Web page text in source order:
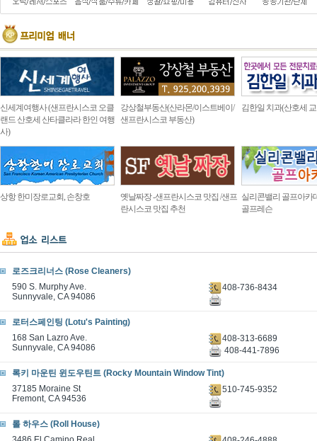
신세계여행사 (샌프란시스코 오클
랜드 산호세 산타클라라 한인 여행
사)
강상철부동산(산라몬/이스트베이/
샌프란시스코 부동산)
김한일 치과(산호세
상항 한미장로교회, 손창호
옛날짜장 -샌프란시스코 맛집 /샌프
란시스코 맛집 추천
실리콘밸리 골프아카
골프레슨
로즈크리너스 (Rose Cleaners)
590 S. Murphy Ave.
Sunnyvale, CA 94086
408-736-8434
로터스페인팅 (Lotu's Painting)
168 San Lazro Ave.
Sunnyvale, CA 94086
408-313-6689
408-441-7896
록키 마운틴 윈도우틴트 (Rocky Mountain Window Tint)
37185 Moraine St
Fremont, CA 94536
510-745-9352
롤 하우스 (Roll House)